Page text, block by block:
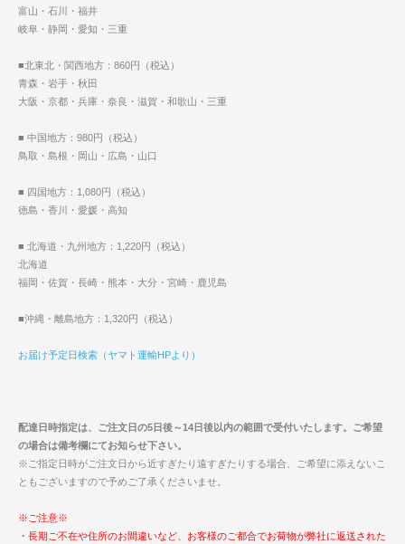
富山・石川・福井
岐阜・静岡・愛知・三重
■北東北・関西地方：860円（税込）
青森・岩手・秋田
大阪・京都・兵庫・奈良・滋賀・和歌山・三重
■ 中国地方：980円（税込）
鳥取・島根・岡山・広島・山口
■ 四国地方：1,080円（税込）
徳島・香川・愛媛・高知
■ 北海道・九州地方：1,220円（税込）
北海道
福岡・佐賀・長崎・熊本・大分・宮崎・鹿児島
■沖縄・離島地方：1,320円（税込）
お届け予定日検索（ヤマト運輸HPより）
配達日時指定は、ご注文日の5日後～14日後以内の範囲で受付いたします。ご希望
の場合は備考欄にてお知らせ下さい。
※ご指定日時がご注文日から近すぎたり遠すぎたりする場合、ご希望に添えないこ
ともございますので予めご了承くださいませ。
※ご注意※
・長期ご不在や住所のお間違いなど、お客様のご都合でお荷物が弊社に返送された